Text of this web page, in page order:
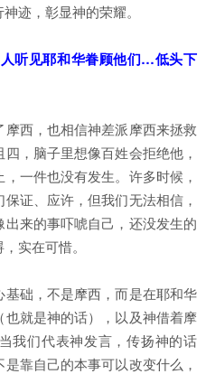
迹，彰显神的荣耀。
听见耶和华眷顾他们…低头下
西，也相信神差派摩西来拯救
，脑子里想像百姓会拒绝他，
一件也没有发生。许多时候，
证、应许，但我们无法相信，
来的事吓唬自己，还没发生的
实在可惜。
础，不是摩西，而是在耶和华
就是神的话），以及神借着摩
我们代表神发言，传扬神的话
靠自己的本事可以改变什么，